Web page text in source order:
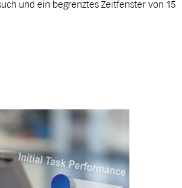
und ein begrenztes Zeitfenster von 15